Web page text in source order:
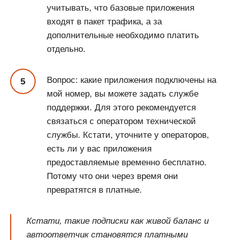
учитывать, что базовые приложения
входят в пакет трафика, а за
дополнительные необходимо платить
отдельно.
Вопрос: какие приложения подключены на
мой номер, вы можете задать службе
поддержки. Для этого рекомендуется
связаться с оператором технической
службы. Кстати, уточните у операторов,
есть ли у вас приложения
предоставляемые временно бесплатно.
Потому что они через время они
превратятся в платные.
Кстати, такие подписки как живой баланс и
автоответчик становятся платными